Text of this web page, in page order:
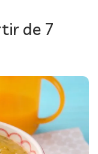
de 7